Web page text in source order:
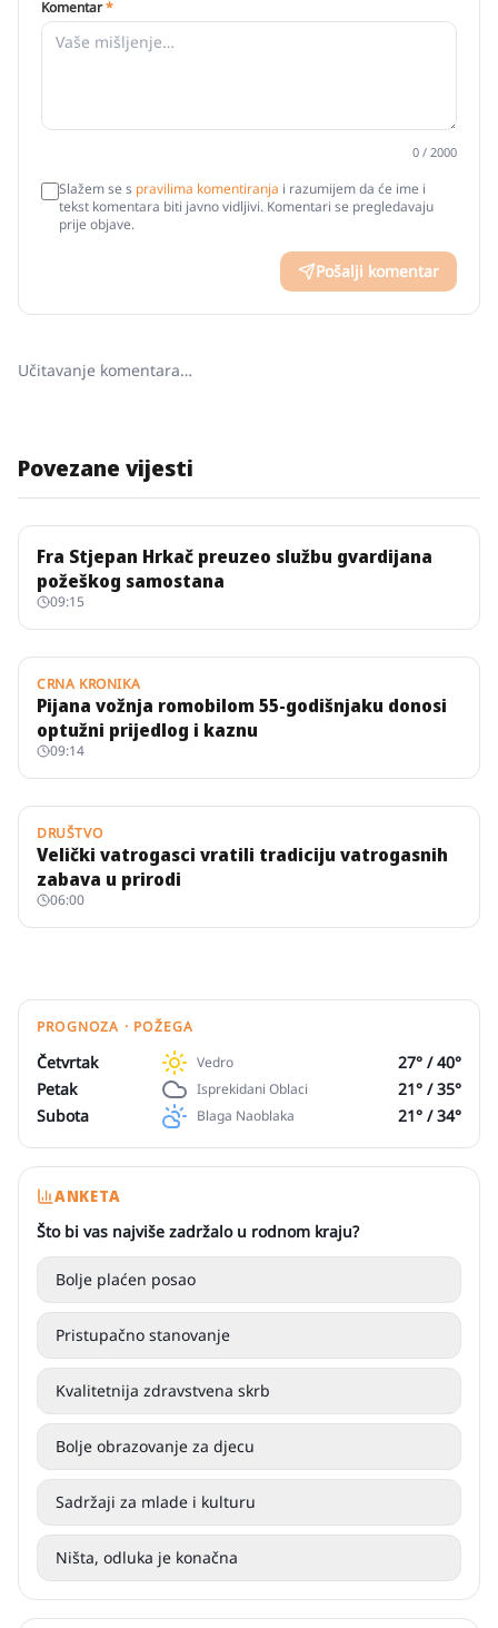
Komentar*
0 / 2000
Slažem se s pravilima komentiranja i razumijem da će ime i
tekst komentara biti javno vidljivi. Komentari se pregledavaju
prije objave.
Pošalji komentar
Učitavanje komentara…
Povezane vijesti
Fra Stjepan Hrkač preuzeo službu gvardijana
požeškog samostana
09:15
CRNA KRONIKA
Pijana vožnja romobilom 55-godišnjaku donosi
optužni prijedlog i kaznu
09:14
DRUŠTVO
Velički vatrogasci vratili tradiciju vatrogasnih
zabava u prirodi
06:00
PROGNOZA · POŽEGA
Četvrtak Vedro 27° /40°
Petak
Isprekidani Oblaci 21° /35°
Subota
Blaga Naoblaka 21° /34°
ANKETA
Što bi vas najviše zadržalo u rodnom kraju?
Bolje plaćen posao
Pristupačno stanovanje
Kvalitetnija zdravstvena skrb
Bolje obrazovanje za djecu
Sadržaji za mlade i kulturu
Ništa, odluka je konačna